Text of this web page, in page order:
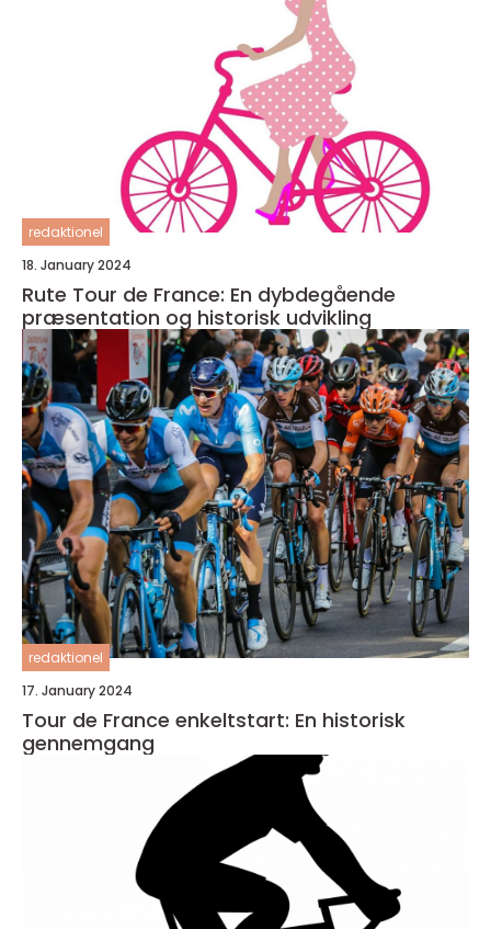
redaktionel
18. January 2024
Rute Tour de France: En dybdegående
præsentation og historisk udvikling
redaktionel
17. January 2024
Tour de France enkeltstart: En historisk
gennemgang